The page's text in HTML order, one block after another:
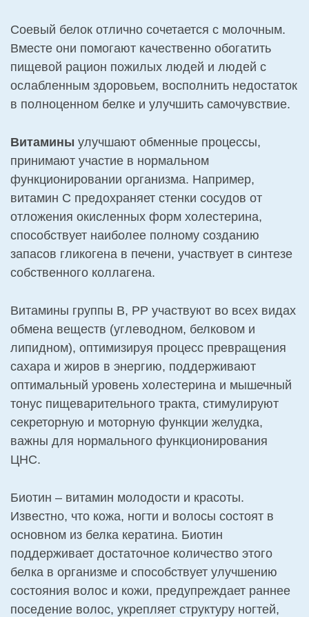
Соевый белок отлично сочетается с молочным.
Вместе они помогают качественно обогатить
пищевой рацион пожилых людей и людей с
ослабленным здоровьем, восполнить недостаток
в полноценном белке и улучшить самочувствие.
Витамины улучшают обменные процессы,
принимают участие в нормальном
функционировании организма. Например,
витамин С предохраняет стенки сосудов от
отложения окисленных форм холестерина,
способствует наиболее полному созданию
запасов гликогена в печени, участвует в синтезе
собственного коллагена.
Витамины группы В, РР участвуют во всех видах
обмена веществ (углеводном, белковом и
липидном), оптимизируя процесс превращения
сахара и жиров в энергию, поддерживают
оптимальный уровень холестерина и мышечный
тонус пищеварительного тракта, стимулируют
секреторную и моторную функции желудка,
важны для нормального функционирования
ЦНС.
Биотин – витамин молодости и красоты.
Известно, что кожа, ногти и волосы состоят в
основном из белка кератина. Биотин
поддерживает достаточное количество этого
белка в организме и способствует улучшению
состояния волос и кожи, предупреждает раннее
поседение волос, укрепляет структуру ногтей,